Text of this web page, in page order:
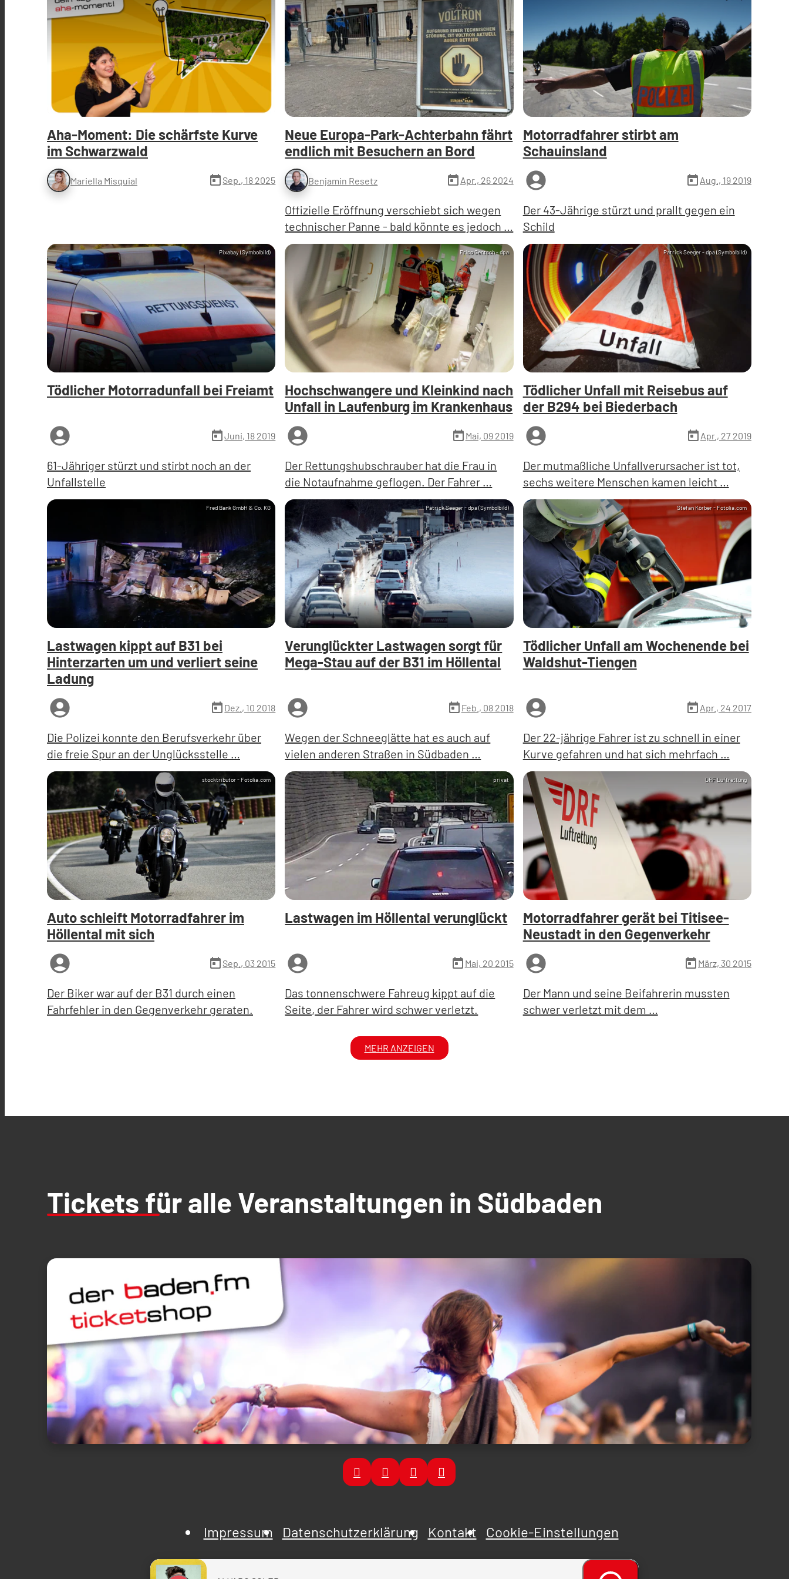
Aha-Moment: Die schärfste Kurve
im Schwarzwald
Mariella Misquial today Sep., 18 2025
Neue Europa-Park-Achterbahn fährt
endlich mit Besuchern an Bord
Benjamin Resetz today Apr., 26 2024
Offizielle Eröffnung verschiebt sich wegen
technischer Panne - bald könnte es jedoch …
Motorradfahrer stirbt am
Schauinsland
account_circle today Aug., 19 2019
Der 43-Jährige stürzt und prallt gegen ein
Schild
Pixabay (Symbolbild)
Tödlicher Motorradunfall bei Freiamt
account_circle todayJuni, 18 2019
61-Jähriger stürzt und stirbt noch an der
Unfallstelle
Friso Gentsch - dpa
Hochschwangere und Kleinkind nach
Unfall in Laufenburg im Krankenhaus
account_circle today Mai, 09 2019
Der Rettungshubschrauber hat die Frau in
die Notaufnahme geflogen. Der Fahrer …
Patrick Seeger - dpa (Symbolbild)
Tödlicher Unfall mit Reisebus auf
der B294 bei Biederbach
account_circle today Apr., 27 2019
Der mutmaßliche Unfallverursacher ist tot,
sechs weitere Menschen kamen leicht …
Fred Bank GmbH & Co. KG
Lastwagen kippt auf B31 bei
Hinterzarten um und verliert seine
Ladung
account_circle today Dez., 10 2018
Die Polizei konnte den Berufsverkehr über
die freie Spur an der Unglücksstelle …
Patrick Seeger - dpa (Symbolbild)
Verunglückter Lastwagen sorgt für
Mega-Stau auf der B31 im Höllental
account_circle today Feb., 08 2018
Wegen der Schneeglätte hat es auch auf
vielen anderen Straßen in Südbaden …
Stefan Körber - Fotolia.com
Tödlicher Unfall am Wochenende bei
Waldshut-Tiengen
account_circle today Apr., 24 2017
Der 22-jährige Fahrer ist zu schnell in einer
Kurve gefahren und hat sich mehrfach …
stocktributor - Fotolia.com
Auto schleift Motorradfahrer im
Höllental mit sich
account_circle today Sep., 03 2015
Der Biker war auf der B31 durch einen
Fahrfehler in den Gegenverkehr geraten.
privat
Lastwagen im Höllental verunglückt
account_circle today Mai, 20 2015
Das tonnenschwere Fahreug kippt auf die
Seite, der Fahrer wird schwer verletzt.
DRF Luftrettung
Motorradfahrer gerät bei Titisee-
Neustadt in den Gegenverkehr
account_circle today März, 30 2015
Der Mann und seine Beifahrerin mussten
schwer verletzt mit dem …
MEHR ANZEIGEN
Tickets für alle Veranstaltungen in Südbaden
Impressum Datenschutzerklärung Kontakt Cookie-Einstellungen